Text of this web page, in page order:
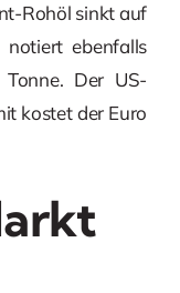
Rohöl sinkt auf
notiert ebenfalls
Der US-
kostet der Euro